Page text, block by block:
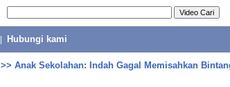
Hubungi kami
>> Anak Sekolahan: Indah Gagal Memisahkan